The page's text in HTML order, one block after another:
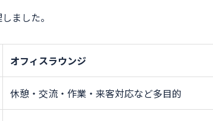
ました。
オフィスラウンジ
休憩・交流・作業・来客対応など多目的